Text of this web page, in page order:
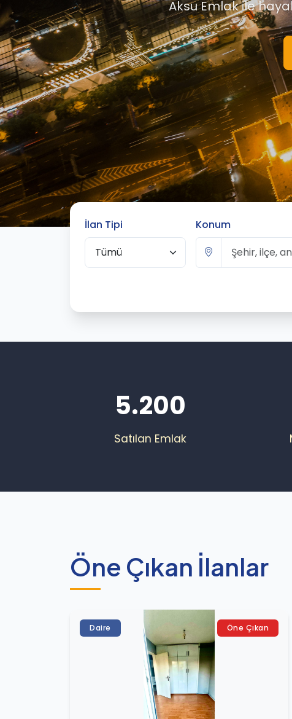
Aksu Emlak ile
İlan Tipi Konum
5.200
Satılan Emlak
Öne Çıkan İlanlar
Öne Çıkan
Daire